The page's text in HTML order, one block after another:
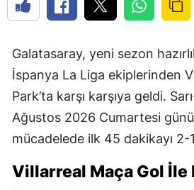
Galatasaray, yeni sezon
İspanya La Liga ekiplerinden
Park’ta karşı karşıya geldi.
Ağustos 2026 Cumartesi
mücadelede ilk 45 dakikayı 2-
Villarreal Maça Gol İle